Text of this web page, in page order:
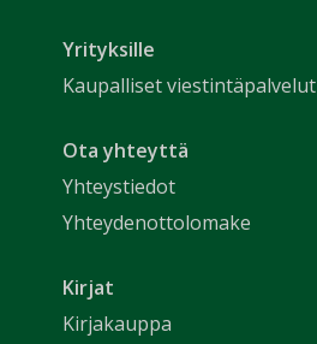
Yrityksille
Kaupalliset viestintäpalvelut
Ota yhteyttä
Yhteystiedot
Yhteydenottolomake
Kirjat
Kirjakauppa